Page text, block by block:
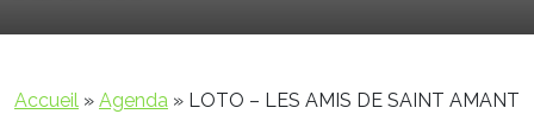
Accueil » Agenda » LOTO – LES AMIS DE SAINT AMANT